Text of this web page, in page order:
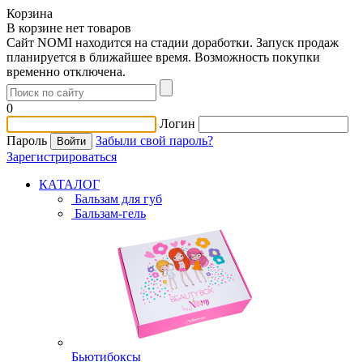
Корзина
В корзине нет товаров
Сайт NOMI находится на стадии доработки. Запуск продаж
планируется в ближайшее время. Возможность покупки
временно отключена.
0
Логин
Пароль
Забыли свой пароль?
Зарегистрироваться
КАТАЛОГ
Бальзам для губ
Бальзам-гель
Бьютибоксы